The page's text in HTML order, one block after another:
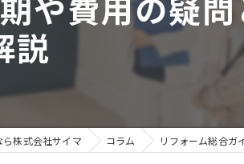
説
株式会社サイマ コラム リフォーム総合ガ